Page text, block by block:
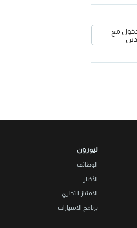
مع
ليورون
الوظائف
الأخبار
الامتياز التجاري
برنامج الامتيازات